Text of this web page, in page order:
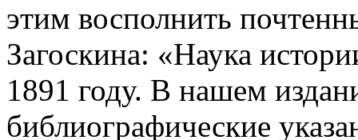
этим восполнить
Загоскина: «Наука
1891 году. В нашем
библиографические